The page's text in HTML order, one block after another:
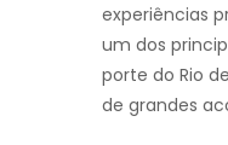
experiências
um dos
porte do Rio
de grandes